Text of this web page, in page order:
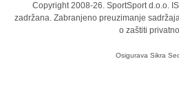
Copyright 2008-26. SportSport d.o.o.
zadržana. Zabranjeno preuzimanje
o zaštiti
Osigurava Sikra